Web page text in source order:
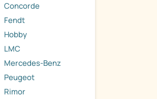
Concorde
Fendt
Hobby
LMC
Mercedes-Benz
Peugeot
Rimor